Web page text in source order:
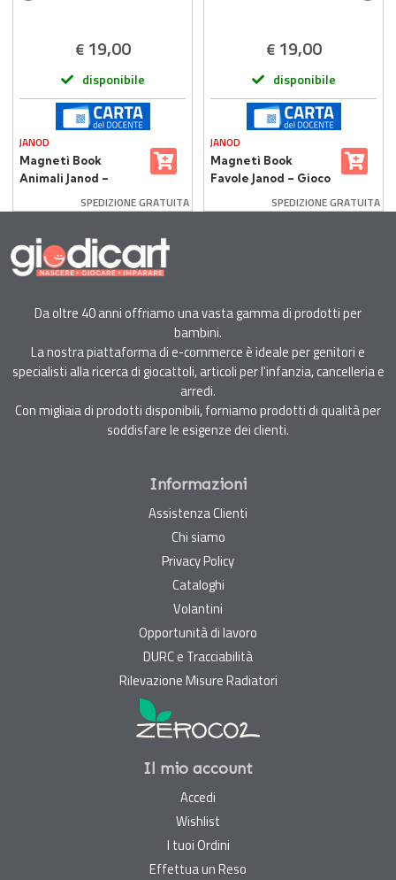
€ 19,00
disponibile
JANOD
Magnetì Book
Animali Janod –
Magnetico per
SPEDIZIONE GRATUITA
€ 19,00
disponibile
JANOD
Magnetì Book
Favole Janod – Gioco
Educativo per
SPEDIZIONE GRATUITA
Da oltre 40 anni offriamo una vasta gamma di prodotti per
bambini.
La nostra piattaforma di e-commerce è ideale per genitori e
specialisti alla ricerca di giocattoli, articoli per l'infanzia, cancelleria e
arredi.
Con migliaia di prodotti disponibili, forniamo prodotti di qualità per
soddisfare le esigenze dei clienti.
Informazioni
Assistenza Clienti
Chi siamo
Privacy Policy
Cataloghi
Volantini
Opportunità di lavoro
DURC e Tracciabilità
Rilevazione Misure Radiatori
Il mio account
Accedi
Wishlist
I tuoi Ordini
Effettua un Reso